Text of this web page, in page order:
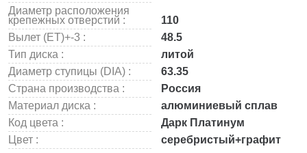
Диаметр расположения
крепежных отверстий :
110
Вылет (ET)+-3 :
48.5
Тип диска :
литой
Диаметр ступицы (DIA) :
63.35
Страна производства :
Россия
Материал диска :
алюминиевый сплав
Код цвета :
Дарк Платинум
Цвет :
серебристый+графит